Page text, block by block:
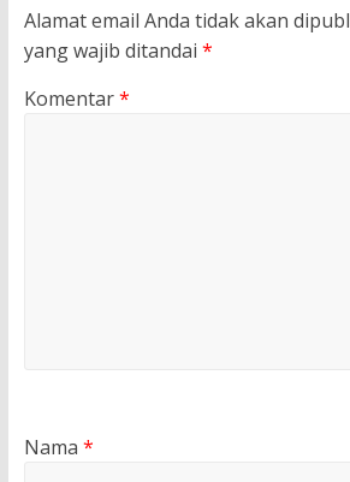
Alamat email Anda tidak akan
yang wajib ditandai *
Komentar*
Nama *